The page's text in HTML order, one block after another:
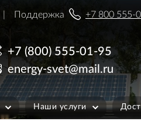
Поддержка +7 800 555-
+7 (800) 555-01-95
energy-svet@mail.ru
Наши услуги